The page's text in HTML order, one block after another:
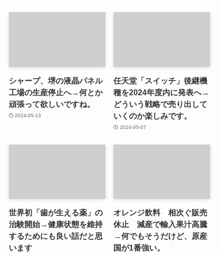
シャープ、堺の液晶パネル
工場の生産停止へ→何とか
頑張って欲しいですね。
2024-05-13
任天堂「スイッチ」後継機
種を2024年度内に発表へ→
どういう戦略で売り出して
いくのか楽しみです。
2024-05-07
世界初「歯が生える薬」の
治験開始→健康状態を維持
するためにも良い話だと思
います
オレンジ飲料 相次ぐ販売
休止 減産で輸入果汁高騰
→何でもそうだけど、原産
国が1番強い。